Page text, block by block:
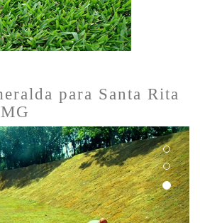
para Santa Rita
Next